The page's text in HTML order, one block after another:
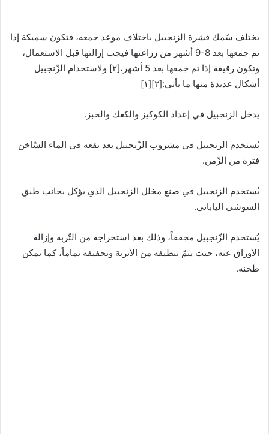
يختلف سُمك قشرة الزنجبيل باختلاف موعد جمعه، فتكون سميكة إذا
تم جمعها بعد 8-9 أشهر من زراعتها فيجب إزالتها قبل الاستعمال،
وتكون رقيقة إذا تم جمعها بعد 5 أشهر،[٢] ولاستخدام الزّنجبيل
أشكال عديدة منها ما يأتي:[٢][١]
يدخل الزنجبيل في إعداد الكوكيز والكعك والخبز.
يُستخدم الزنجبيل في مشروب الزّنجبيل بعد نقعه في الماء السّاخن
فترة من الزّمن.
يُستخدم الزنجبيل في صنع مخلل الزنجبيل الذي يؤكل بجانب طبق
السوشي الياباني.
يُستخدم الزّنجبيل مجففاً، وذلك بعد استخراجه من التّربة وإزالة
الأوراق عنه، حيث يتمّ تنظيفه من الأتربة وتجفيفه تماماً، كما يمكن
طحنه.